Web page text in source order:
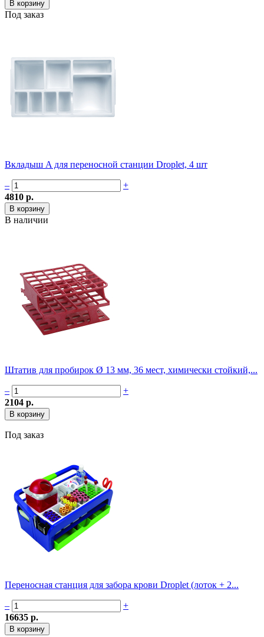
Под заказ
Вкладыш A для переносной станции Droplet, 4 шт
–
+
4810 р.
В наличии
Штатив для пробирок Ø 13 мм, 36 мест, химически стойкий,...
–
+
2104 р.
Под заказ
Переносная станция для забора крови Droplet (лоток + 2...
–
+
16635 р.